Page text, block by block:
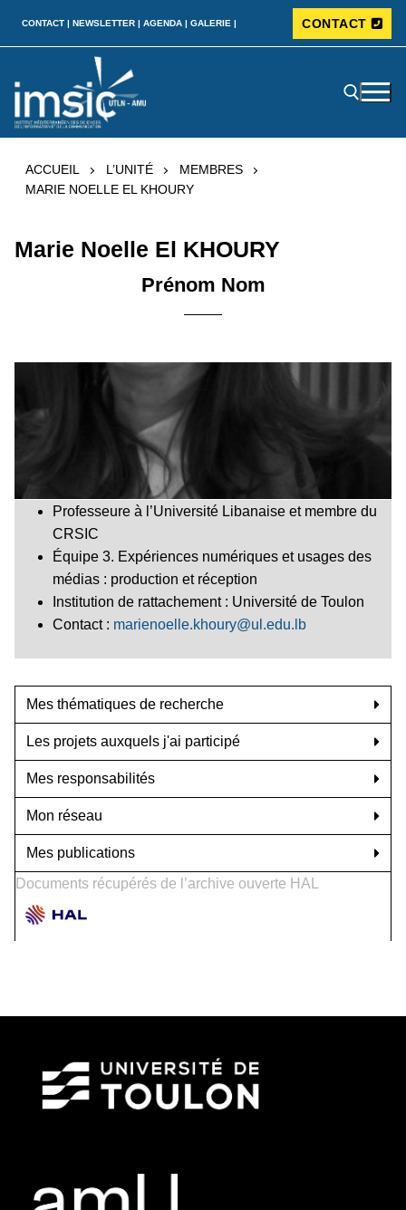
CONTACT | NEWSLETTER | AGENDA | GALERIE | CONTACT
ACCUEIL L’UNITÉ
MEMBRES
MARIE NOELLE EL KHOURY
Marie Noelle El KHOURY
Prénom Nom
Professeure à l’Université Libanaise et membre du
CRSIC
Équipe 3. Expériences numériques et usages des
médias : production et réception
Institution de rattachement : Université de Toulon
Contact : marienoelle.khoury@ul.edu.lb
Mes thématiques de recherche
Les projets auxquels j'ai participé
Mes responsabilités
Mon réseau
Mes publications
Documents récupérés de l’archive ouverte HAL